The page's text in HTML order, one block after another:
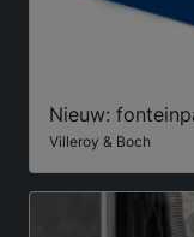
Nieuw:
Villeroy & Boch